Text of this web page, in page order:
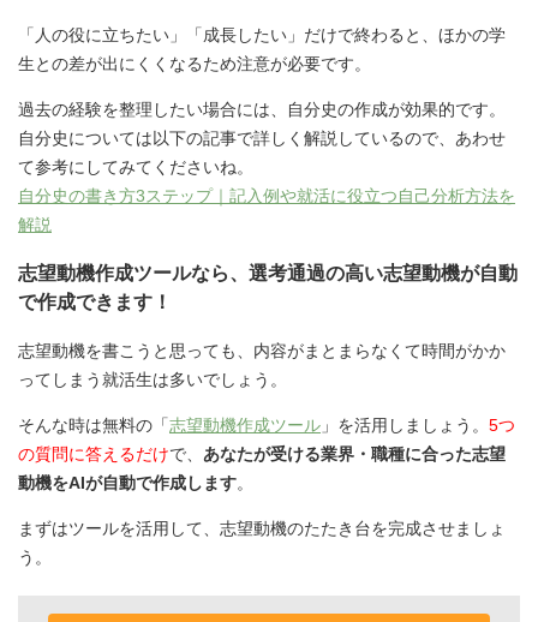
「人の役に立ちたい」「成長したい」だけで終わると、ほかの学
生との差が出にくくなるため注意が必要です。
過去の経験を整理したい場合には、自分史の作成が効果的です。
自分史については以下の記事で詳しく解説しているので、あわせ
て参考にしてみてくださいね。
自分史の書き方3ステップ｜記入例や就活に役立つ自己分析方法を
解説
志望動機作成ツールなら、選考通過の高い志望動機が自動
で作成できます！
志望動機を書こうと思っても、内容がまとまらなくて時間がかか
ってしまう就活生は多いでしょう。
そんな時は無料の「志望動機作成ツール 」を活用しましょう。 5つ
の質問に答えるだけで、 あなたが受ける業界・職種に合った志望
動機をAIが自動で作成します。
まずはツールを活用して、志望動機のたたき台を完成させましょ
う。